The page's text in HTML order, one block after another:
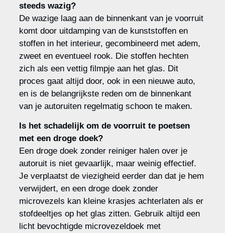
steeds wazig?
De wazige laag aan de binnenkant van je voorruit
komt door uitdamping van de kunststoffen en
stoffen in het interieur, gecombineerd met adem,
zweet en eventueel rook. Die stoffen hechten
zich als een vettig filmpje aan het glas. Dit
proces gaat altijd door, ook in een nieuwe auto,
en is de belangrijkste reden om de binnenkant
van je autoruiten regelmatig schoon te maken.
Is het schadelijk om de voorruit te poetsen
met een droge doek?
Een droge doek zonder reiniger halen over je
autoruit is niet gevaarlijk, maar weinig effectief.
Je verplaatst de viezigheid eerder dan dat je hem
verwijdert, en een droge doek zonder
microvezels kan kleine krasjes achterlaten als er
stofdeeltjes op het glas zitten. Gebruik altijd een
licht bevochtigde microvezeldoek met